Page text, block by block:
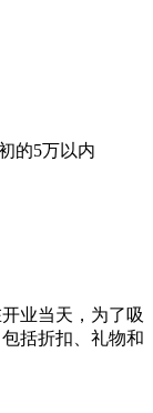
的5万以内
业当天，为了吸
括折扣、礼物和